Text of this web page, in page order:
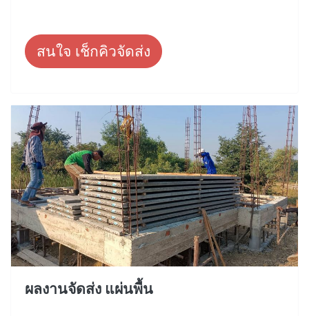
สนใจ เช็กคิวจัดส่ง
ผลงานจัดส่ง แผ่นพื้น